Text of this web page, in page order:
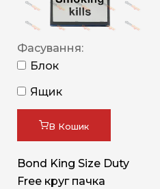
Фасування:
Блок
Ящик
В Кошик
Bond King Size Duty
Free круг пачка